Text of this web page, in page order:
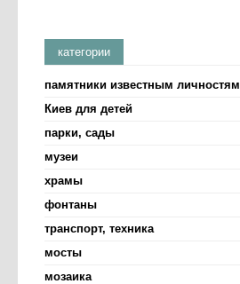
категории
памятники известным личностям
Киев для детей
парки, сады
музеи
храмы
фонтаны
транспорт, техника
мосты
мозаика